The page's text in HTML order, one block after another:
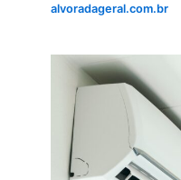
alvoradageral.com.br